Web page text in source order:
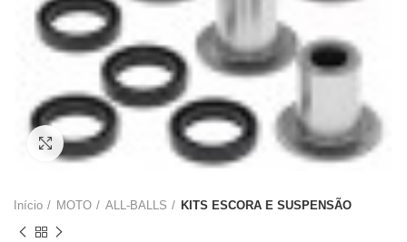
Click to enlarge
Início MOTO ALL-BALLS KITS ESCORA E SUSPENSÃO